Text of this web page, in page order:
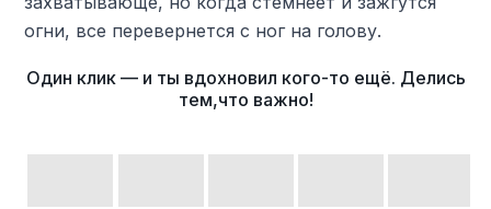
огни, все перевернется с ног на голову.